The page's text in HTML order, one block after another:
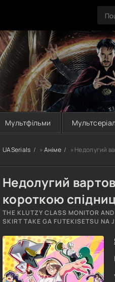
Мультфільми
UASerials » Аніме » Недолугий
Недолугий
короткою
THE KLUTZY CLASS MONITOR
SKIRT TAKE GA FUTEKISETSU NA